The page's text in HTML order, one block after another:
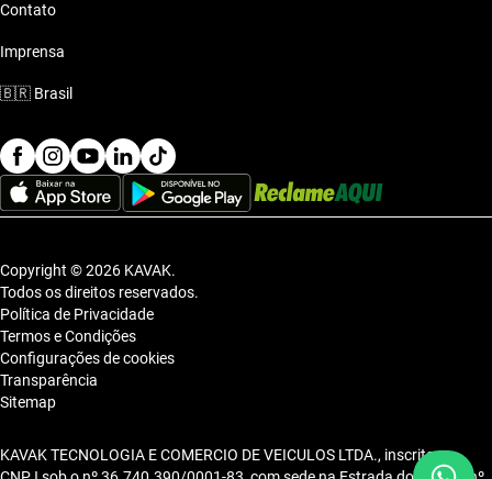
Contato
Imprensa
🇧🇷 Brasil
Copyright © 2026 KAVAK.
Todos os direitos reservados.
Política de Privacidade
Termos e Condições
Configurações de cookies
Transparência
Sitemap
KAVAK TECNOLOGIA E COMERCIO DE VEICULOS LTDA., inscrita no